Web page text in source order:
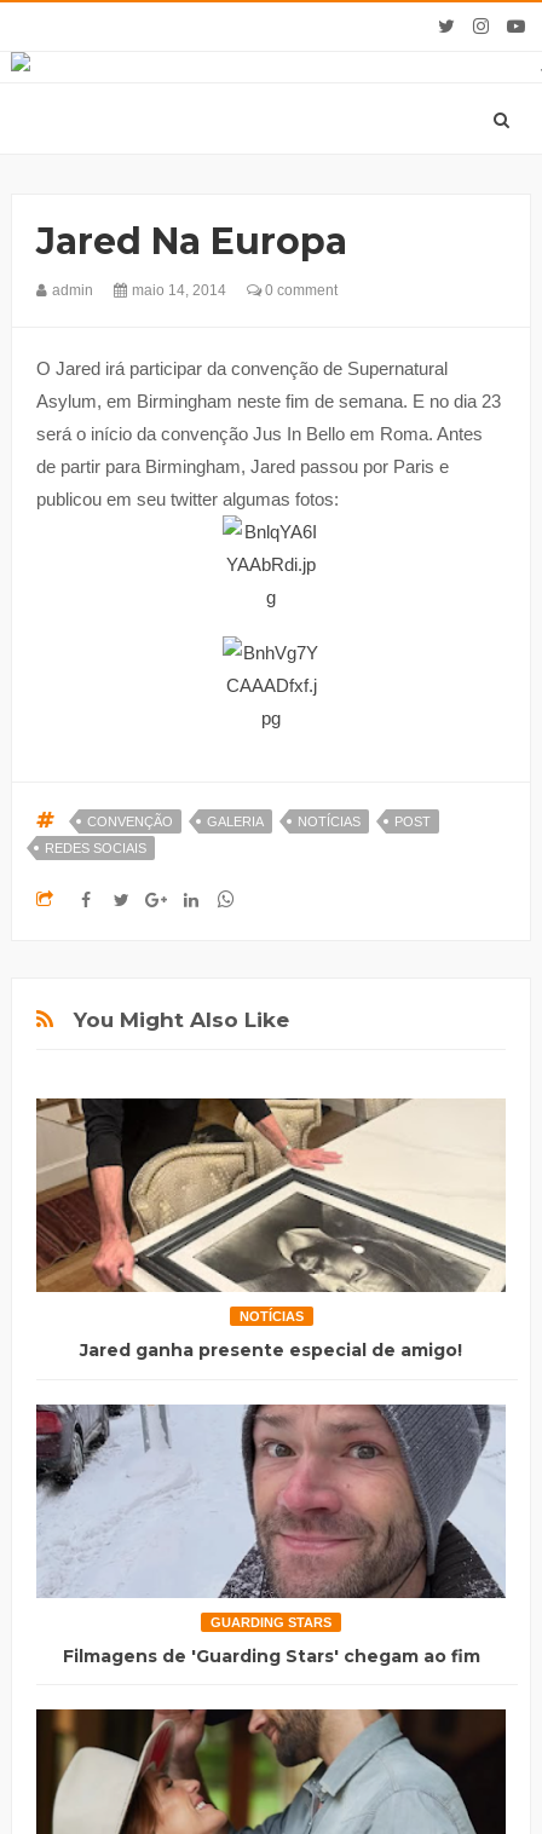
Jared Na Europa
admin maio 14, 2014 0 comment
O Jared irá participar da convenção de Supernatural
Asylum, em Birmingham neste fim de semana. E no dia 23
será o início da convenção Jus In Bello em Roma. Antes
de partir para Birmingham, Jared passou por Paris e
publicou em seu twitter algumas fotos:
CONVENÇÃO GALERIA NOTÍCIAS
POST
REDES SOCIAIS
You Might Also Like
NOTÍCIAS
Jared ganha presente especial de amigo!
GUARDING STARS
Filmagens de 'Guarding Stars' chegam ao fim